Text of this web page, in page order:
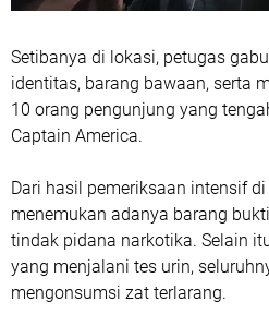
Setibanya di lokasi, petugas
identitas, barang bawaan, serta
10 orang pengunjung yang
Captain America.
Dari hasil pemeriksaan intensif
menemukan adanya barang
tindak pidana narkotika. Selain
yang menjalani tes urin,
mengonsumsi zat terlarang.